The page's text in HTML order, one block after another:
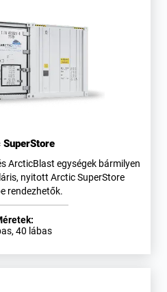
ArcticBlast egységek bármilyen
nyitott Arctic SuperStore
rendezhetők.
40 lábas